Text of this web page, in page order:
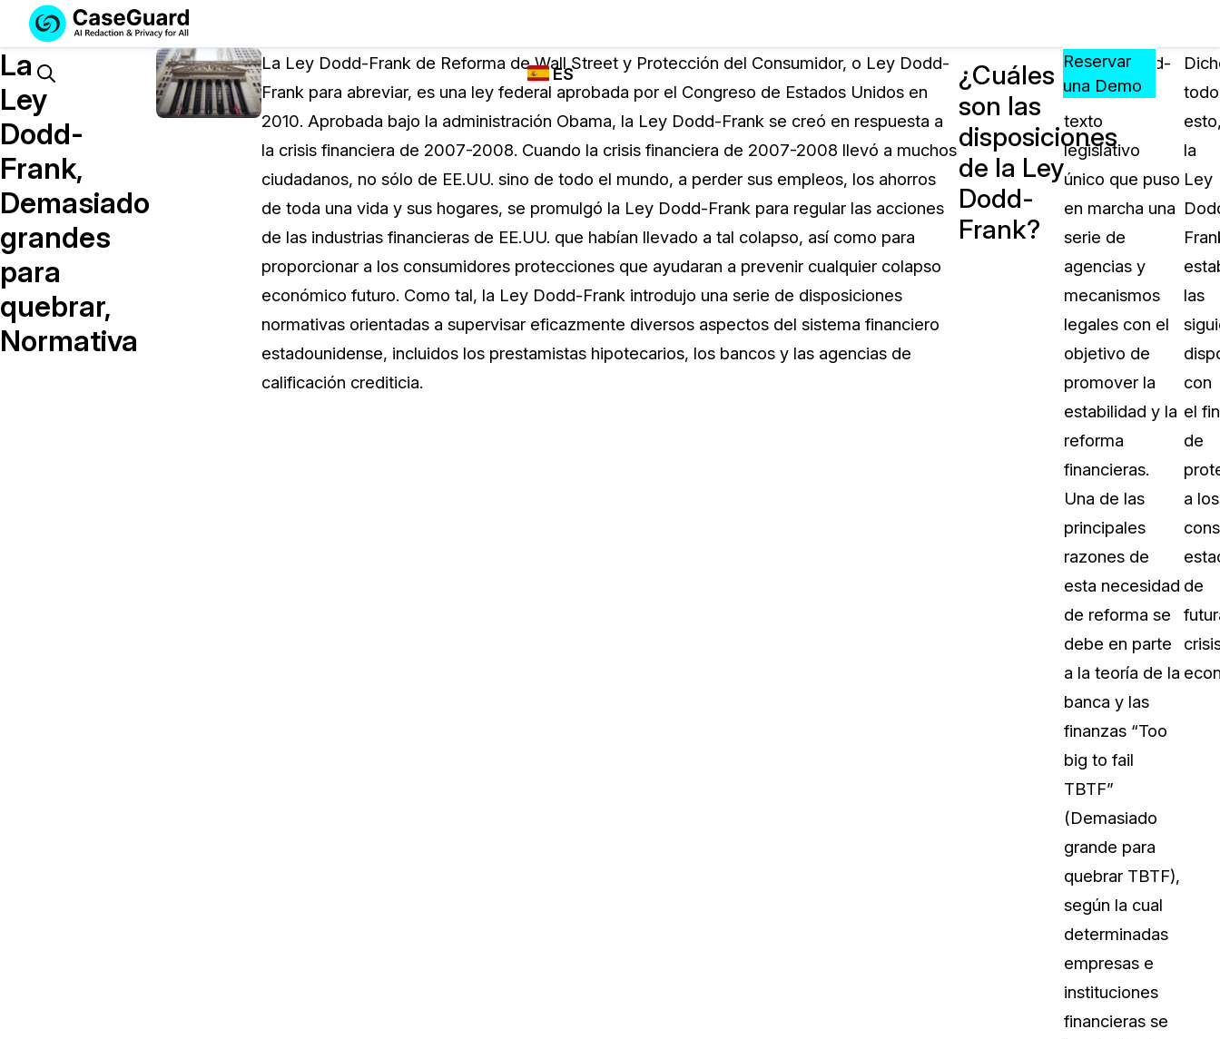
Servicios
SUSCRÍBASE
A
CASEGUARD
STUDIO
Licencia de CaseGuard Studio
Precios de Redacción a Pedido
Soluciones
FUNCIONES DE
TRANSCRIPCIÓN
Y TRADUCCIÓN
DE CASEGUARD
Redacción de vídeos
de notas y más con un solo clic desde una
cantidad ilimitada de videos
Redacción de documentos
Redacte información de identificación
personal (PII) de miles de archivos PDF,
Industrias
¿QUIÉN
CASEGUARD?
Transportación
La Atención Médica
Educación
PreciosRecursos
APRENDA,
CONECTE
Y
CREZCA
CON
CASEGUARD
Preguntas Frecuentes
Explore preguntas frecuentes
CaseGuard
Artículos
Redacte archivos de video con
algoritmo mejorado
Casos Practicos
sus necesidades de redacción
Centro de Ayuda
Obtenga respuestas a sus
Videoteca
CaseGuard. Práctica nuevas
aprender
Recomendaciones
Historias sobre cómo nuestros
utilizan CaseGuard studio a diario
Sobre nosotros
Más información sobre
Trabaja con nosotros
construir el futuro de la redacción
Eventos
Search
ES
Español
Reservar
una Demo
La
Ley
Dodd-
Frank,
Demasiado
grandes
para
quebrar,
Normativa
La Ley Dodd-Frank de Reforma de Wall Street y Protección del Consumidor, o Ley Dodd-
Frank para abreviar, es una ley federal aprobada por el Congreso de Estados Unidos en
2010. Aprobada bajo la administración Obama, la Ley Dodd-Frank se creó en respuesta a
la crisis financiera de 2007-2008. Cuando la crisis financiera de 2007-2008 llevó a muchos
ciudadanos, no sólo de EE.UU. sino de todo el mundo, a perder sus empleos, los ahorros
de toda una vida y sus hogares, se promulgó la Ley Dodd-Frank para regular las acciones
de las industrias financieras de EE.UU. que habían llevado a tal colapso, así como para
proporcionar a los consumidores protecciones que ayudaran a prevenir cualquier colapso
económico futuro. Como tal, la Ley Dodd-Frank introdujo una serie de disposiciones
normativas orientadas a supervisar eficazmente diversos aspectos del sistema financiero
estadounidense, incluidos los prestamistas hipotecarios, los bancos y las agencias de
calificación crediticia.
¿Cuáles
son las
disposiciones
de la Ley
Dodd-
Frank?
La Ley Dodd-
Frank es un
texto
legislativo
único que puso
en marcha una
serie de
agencias y
mecanismos
legales con el
objetivo de
promover la
estabilidad y la
reforma
financieras.
Una de las
principales
razones de
esta necesidad
de reforma se
debe en parte
a la teoría de la
banca y las
finanzas “Too
big to fail
TBTF”
(Demasiado
grande para
quebrar TBTF),
según la cual
determinadas
empresas e
instituciones
financieras se
todo
la
Ley
las
con
el fin
de
a los
de